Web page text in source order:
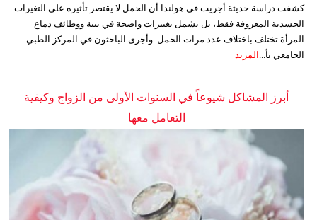
كشفت دراسة حديثة أجريت في هولندا أن الحمل لا يقتصر تأثيره على التغيرات
الجسدية المعروفة فقط، بل يشمل تغييرات واضحة في بنية ووظائف دماغ
المرأة تختلف باختلاف عدد مرات الحمل. وأجرى الباحثون في المركز الطبي
الجامعي بأ... المزيد
أبرز المشاكل شيوعاً في السنوات الأولى من الزواج وكيفية
التعامل معها